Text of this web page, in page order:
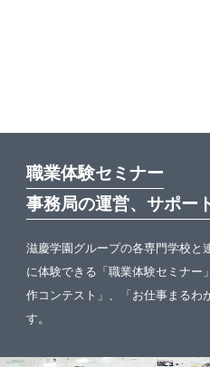
職業体験セミナー
事務局の運営、サポー
滋慶学園グループの各専門学校と
に体験できる「職業体験セミナー
作コンテスト」、「お仕事まるわ
す。